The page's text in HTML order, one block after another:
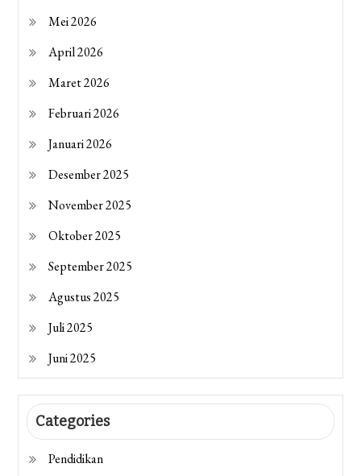
Mei 2026
April 2026
Maret 2026
Februari 2026
Januari 2026
Desember 2025
November 2025
Oktober 2025
September 2025
Agustus 2025
Juli 2025
Juni 2025
Categories
Pendidikan